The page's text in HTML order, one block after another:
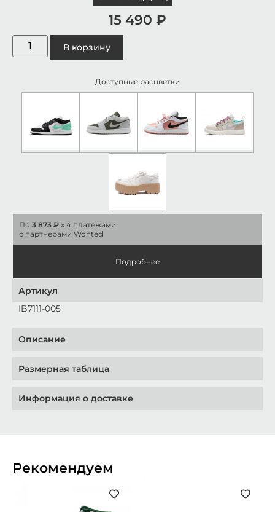
15 490 ₽
В корзину
Доступные расцветки
По 3 873 ₽ x 4 платежами
с партнерами Wonted
Подробнее
Артикул
IB7111-005
Описание
Размерная таблица
Информация о доставке
Рекомендуем